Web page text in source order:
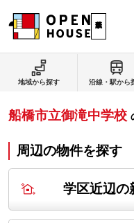
地域から探す 沿線・駅から
船橋市立御滝中学校
周辺の物件を探す
学区近辺の